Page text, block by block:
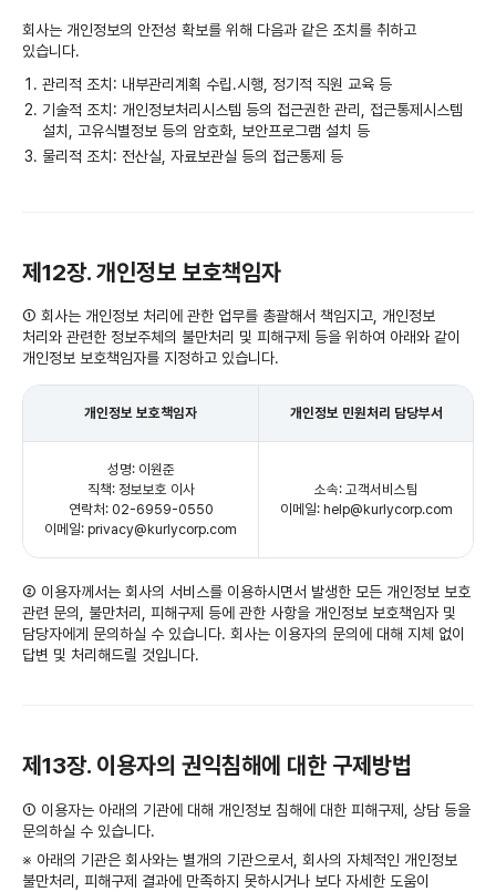
회사는 개인정보의 안전성 확보를 위해 다음과 같은 조치를 취하고
있습니다.
관리적 조치: 내부관리계획 수립․시행, 정기적 직원 교육 등
기술적 조치: 개인정보처리시스템 등의 접근권한 관리, 접근통제시스템
설치, 고유식별정보 등의 암호화, 보안프로그램 설치 등
물리적 조치: 전산실, 자료보관실 등의 접근통제 등
제12장. 개인정보 보호책임자
① 회사는 개인정보 처리에 관한 업무를 총괄해서 책임지고, 개인정보
처리와 관련한 정보주체의 불만처리 및 피해구제 등을 위하여 아래와 같이
개인정보 보호책임자를 지정하고 있습니다.
개인정보 보호책임자 개인정보 민원처리 담당부서
성명: 이원준
직책: 정보보호 이사
연락처: 02-6959-0550
이메일: privacy@kurlycorp.com
소속: 고객서비스팀
이메일: help@kurlycorp.com
② 이용자께서는 회사의 서비스를 이용하시면서 발생한 모든 개인정보 보호
관련 문의, 불만처리, 피해구제 등에 관한 사항을 개인정보 보호책임자 및
담당자에게 문의하실 수 있습니다. 회사는 이용자의 문의에 대해 지체 없이
답변 및 처리해드릴 것입니다.
제13장. 이용자의 권익침해에 대한 구제방법
① 이용자는 아래의 기관에 대해 개인정보 침해에 대한 피해구제, 상담 등을
문의하실 수 있습니다.
※ 아래의 기관은 회사와는 별개의 기관으로서, 회사의 자체적인 개인정보
불만처리, 피해구제 결과에 만족하지 못하시거나 보다 자세한 도움이